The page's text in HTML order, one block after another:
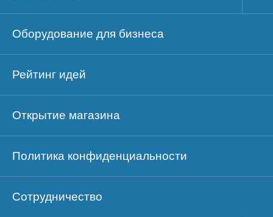
Оборудование для бизнеса
Рейтинг идей
Открытие магазина
Политика конфиденциальности
Сотрудничество